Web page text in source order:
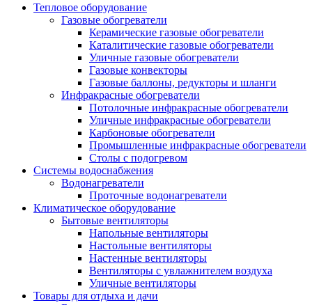
Тепловое оборудование
Газовые обогреватели
Керамические газовые обогреватели
Каталитические газовые обогреватели
Уличные газовые обогреватели
Газовые конвекторы
Газовые баллоны, редукторы и шланги
Инфракрасные обогреватели
Потолочные инфракрасные обогреватели
Уличные инфракрасные обогреватели
Карбоновые обогреватели
Промышленные инфракрасные обогреватели
Столы с подогревом
Системы водоснабжения
Водонагреватели
Проточные водонагреватели
Климатическое оборудование
Бытовые вентиляторы
Напольные вентиляторы
Настольные вентиляторы
Настенные вентиляторы
Вентиляторы с увлажнителем воздуха
Уличные вентиляторы
Товары для отдыха и дачи